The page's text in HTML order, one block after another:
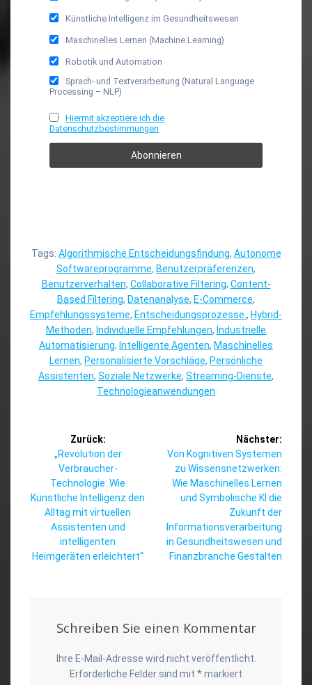
Künstliche Intelligenz im Gesundheitswesen
Maschinelles Lernen (Machine Learning)
Robotik und Automation
Sprach- und Textverarbeitung (Natural Language
Processing – NLP)
Hiermit akzeptiere ich die
Datenschutzbestimmungen
Tags: Algorithmische Entscheidungsfindung, Autonome
Softwareprogramme, Benutzerpräferenzen,
Benutzerverhalten, Collaborative Filtering, Content-
Based Filtering, Datenanalyse, E-Commerce,
Empfehlungssysteme, Entscheidungsprozesse. , Hybrid-
Methoden, Individuelle Empfehlungen, Industrielle
Automatisierung, Intelligente Agenten, Maschinelles
Lernen, Personalisierte Vorschläge, Persönliche
Assistenten, Soziale Netzwerke, Streaming-Dienste,
Technologieanwendungen
Beitragsnavigation
Zurück:
Vorheriger
Beitrag:
„Revolution der
Verbraucher-
Technologie: Wie
Künstliche Intelligenz den
Alltag mit virtuellen
Assistenten und
intelligenten
Heimgeräten erleichtert“
Nächster:
Nächster
Beitrag:
Von Kognitiven Systemen
zu Wissensnetzwerken:
Wie Maschinelles Lernen
und Symbolische KI die
Zukunft der
Informationsverarbeitung
in Gesundheitswesen und
Finanzbranche Gestalten
Schreiben Sie einen Kommentar
Ihre E-Mail-Adresse wird nicht veröffentlicht.
Erforderliche Felder sind mit *markiert